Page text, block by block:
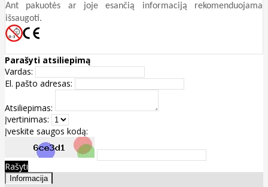
Ant pakuotės ar joje esančią informaciją rekomenduojama
išsaugoti.
Parašyti atsiliepimą
Vardas:
El. pašto adresas:
Atsiliepimas:
Įvertinimas:
Įveskite saugos kodą:
Rašyti
Informacija